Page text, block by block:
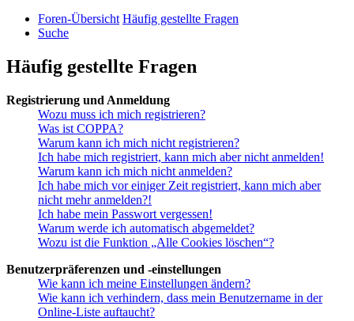
Foren-Übersicht Häufig gestellte Fragen
Suche
Häufig gestellte Fragen
Registrierung und Anmeldung
Wozu muss ich mich registrieren?
Was ist COPPA?
Warum kann ich mich nicht registrieren?
Ich habe mich registriert, kann mich aber nicht anmelden!
Warum kann ich mich nicht anmelden?
Ich habe mich vor einiger Zeit registriert, kann mich aber
nicht mehr anmelden?!
Ich habe mein Passwort vergessen!
Warum werde ich automatisch abgemeldet?
Wozu ist die Funktion „Alle Cookies löschen“?
Benutzerpräferenzen und -einstellungen
Wie kann ich meine Einstellungen ändern?
Wie kann ich verhindern, dass mein Benutzername in der
Online-Liste auftaucht?